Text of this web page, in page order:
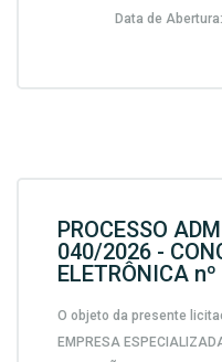
Data de Abertura:
PROCESSO
040/2026 -
ELETRÔNICA
O objeto da presente
EMPRESA